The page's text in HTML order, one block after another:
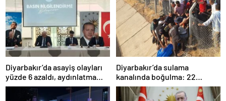
Diyarbakır’da asayiş olayları
yüzde 6 azaldı, aydınlatma
oranı yüzde 98’e yükseldi
Diyarbakır’da sulama
kanalında boğulma: 22
yaşındaki genç hayatını
kaybetti